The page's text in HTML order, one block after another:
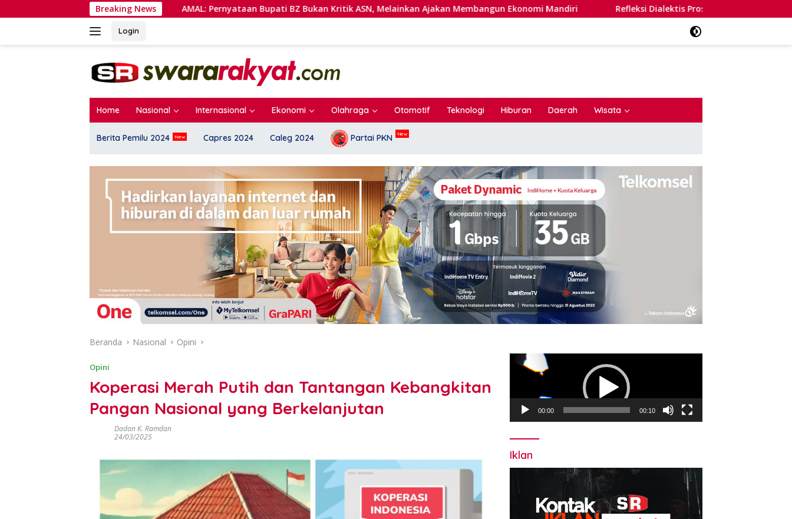
ke
Breaking News
AMAL: Pernyataan Bupati BZ Bukan Kritik ASN, Melainkan Ajakan Membangun Ekonomi Mandiri Refleksi Dialektis Prospek Kebijakan dan Demokrasi Indonesia
Login
Home Nasional Internasional Ekonomi Olahraga Otomotif Teknologi Hiburan Daerah Wisata
Berita Pemilu 2024 Capres 2024 Caleg 2024 Partai PKN
Beranda Nasional Opini
Opini
Koperasi Merah Putih dan Tantangan Kebangkitan
Pangan Nasional yang Berkelanjutan
Dadan K. Ramdan
24/03/2025
Pemutar
Video
00:00 00:10
Iklan